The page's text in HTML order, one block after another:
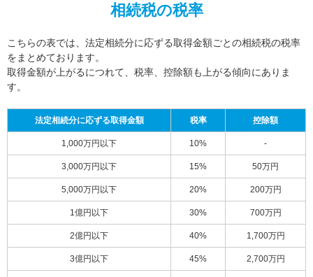
相続税の税率
こちらの表では、法定相続分に応ずる取得金額ごとの相続税の税率
をまとめております。
取得金額が上がるにつれて、税率、控除額も上がる傾向にありま
す。
法定相続分に応ずる取得金額 税率 控除額
1,000万円以下 10% -
3,000万円以下 15% 50万円
5,000万円以下 20% 200万円
1億円以下 30% 700万円
2億円以下 40% 1,700万円
3億円以下 45% 2,700万円